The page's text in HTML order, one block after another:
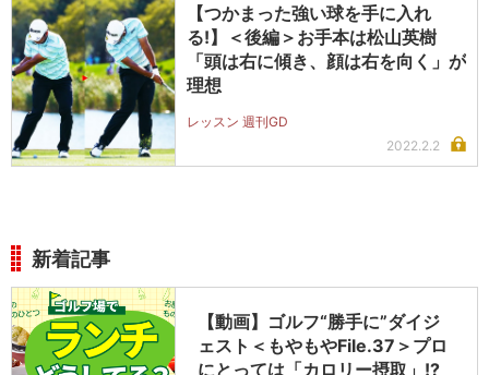
【つかまった強い球を手に入れ
る!】＜後編＞お手本は松山英樹
「頭は右に傾き、顔は右を向く」が
理想
レッスン 週刊GD
2022.2.2
新着記事
【動画】ゴルフ“勝手に”ダイジ
ェスト＜もやもやFile.37＞プロ
にとっては「カロリー摂取」!?